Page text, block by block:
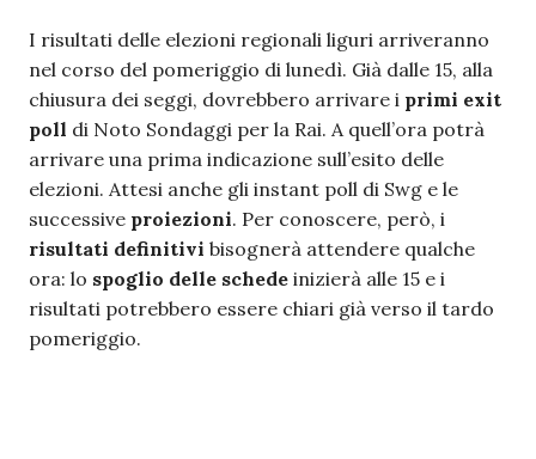
I risultati delle elezioni regionali liguri arriveranno
nel corso del pomeriggio di lunedì. Già dalle 15, alla
chiusura dei seggi, dovrebbero arrivare i primi exit
poll di Noto Sondaggi per la Rai. A quell’ora potrà
arrivare una prima indicazione sull’esito delle
elezioni. Attesi anche gli instant poll di Swg e le
successive proiezioni. Per conoscere, però, i
risultati definitivi bisognerà attendere qualche
ora: lo spoglio delle schede inizierà alle 15 e i
risultati potrebbero essere chiari già verso il tardo
pomeriggio.